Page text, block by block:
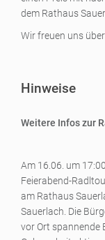
dem Rathaus
Wir freuen uns
Hinweise
Weitere Infos zur
Am 16.06. um
Feierabend-
am Rathaus
Sauerlach. Die
vor Ort spannende